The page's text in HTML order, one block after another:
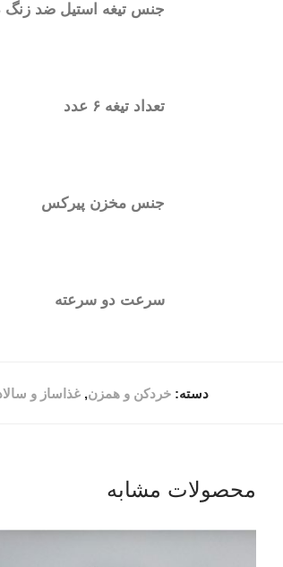
جنس تیغه استیل ضد زنگ
تعداد تیغه ۶ عدد
جنس مخزن پیرکس
سرعت دو سرعته
دسته: خردکن و همزن, غذاساز و
محصولات مشابه